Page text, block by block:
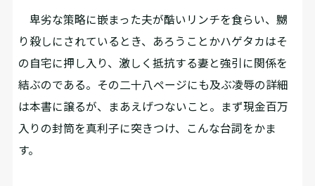
卑劣な策略に嵌まった夫が酷いリンチを食らい、嬲
り殺しにされているとき、あろうことかハゲタカはそ
の自宅に押し入り、激しく抵抗する妻と強引に関係を
結ぶのである。その二十八ページにも及ぶ凌辱の詳細
は本書に譲るが、まあえげつないこと。まず現金百万
入りの封筒を真利子に突きつけ、こんな台詞をかま
す。